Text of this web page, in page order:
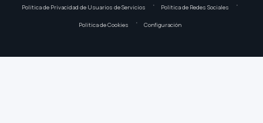
Política de Privacidad de Usuarios de Servicios Política de Redes Sociales
Política de Cookies Configuración